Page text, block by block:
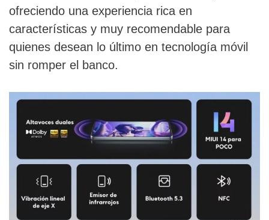
ofreciendo una experiencia rica en
características y muy recomendable para
quienes desean lo último en tecnología móvil
sin romper el banco.